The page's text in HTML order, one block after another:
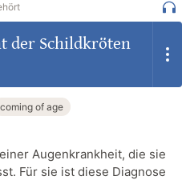
der Schildkröten
coming of age
Augenkrankheit, die sie
Für sie ist diese Diagnose